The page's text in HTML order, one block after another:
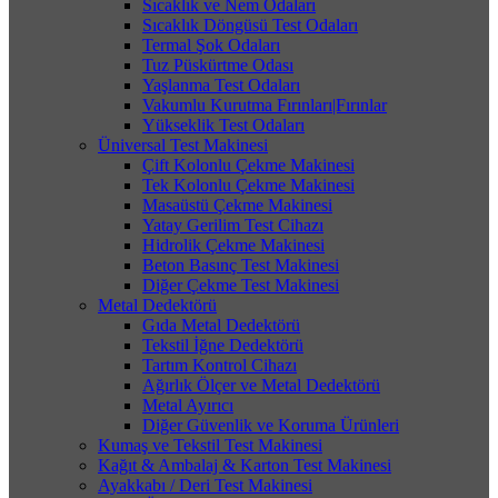
Sıcaklık ve Nem Odaları
Sıcaklık Döngüsü Test Odaları
Termal Şok Odaları
Tuz Püskürtme Odası
Yaşlanma Test Odaları
Vakumlu Kurutma Fırınları|Fırınlar
Yükseklik Test Odaları
Üniversal Test Makinesi
Çift Kolonlu Çekme Makinesi
Tek Kolonlu Çekme Makinesi
Masaüstü Çekme Makinesi
Yatay Gerilim Test Cihazı
Hidrolik Çekme Makinesi
Beton Basınç Test Makinesi
Diğer Çekme Test Makinesi
Metal Dedektörü
Gıda Metal Dedektörü
Tekstil İğne Dedektörü
Tartım Kontrol Cihazı
Ağırlık Ölçer ve Metal Dedektörü
Metal Ayırıcı
Diğer Güvenlik ve Koruma Ürünleri
Kumaş ve Tekstil Test Makinesi
Kağıt & Ambalaj & Karton Test Makinesi
Ayakkabı / Deri Test Makinesi